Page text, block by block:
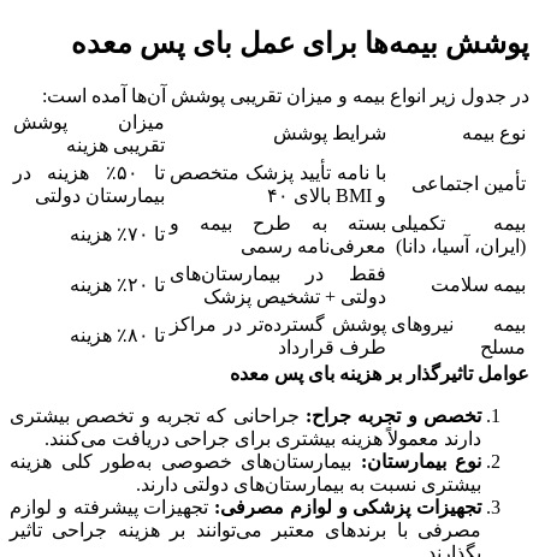
پوشش بیمه‌ها برای عمل بای‌ پس معده
در جدول زیر انواع بیمه و میزان تقریبی پوشش آن‌ها آمده است:
نوع بیمه
شرایط پوشش
میزان پوشش
تقریبی هزینه
تأمین اجتماعی
با نامه تأیید پزشک متخصص
و BMI بالای ۴۰
تا ۵۰٪ هزینه در
بیمارستان دولتی
بیمه تکمیلی
(ایران، آسیا، دانا)
بسته به طرح بیمه و
معرفی‌نامه رسمی
تا ۷۰٪ هزینه
بیمه سلامت
فقط در بیمارستان‌های
دولتی + تشخیص پزشک
تا ۲۰٪ هزینه
بیمه نیروهای
مسلح
پوشش گسترده‌تر در مراکز
طرف قرارداد
تا ۸۰٪ هزینه
عوامل تاثیرگذار بر هزینه بای پس معده
تخصص و تجربه جراح: جراحانی که تجربه و تخصص بیشتری
دارند معمولاً هزینه بیشتری برای جراحی دریافت می‌کنند.
نوع بیمارستان: بیمارستان‌های خصوصی به‌طور کلی هزینه
بیشتری نسبت به بیمارستان‌های دولتی دارند.
تجهیزات پزشکی و لوازم مصرفی: تجهیزات پیشرفته و لوازم
مصرفی با برندهای معتبر می‌توانند بر هزینه جراحی تاثیر